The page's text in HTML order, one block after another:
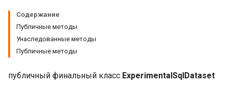
Содержание
Публичные методы
Унаследованные методы
Публичные методы
публичный финальный класс ExperimentalSqlDataset